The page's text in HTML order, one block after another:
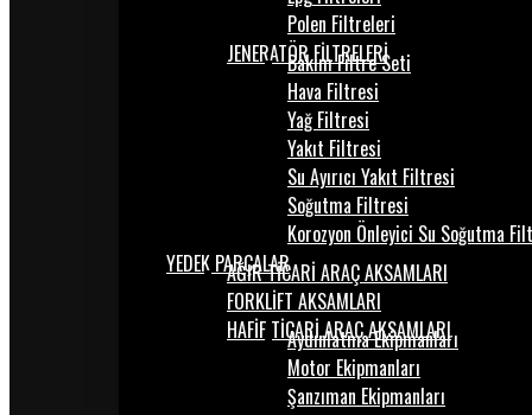
Polen Filtreleri
JENERATÖR FİLTRELERİ
Bakım Filtre Seti
Hava Filtresi
Yağ Filtresi
Yakıt Filtresi
Su Ayırıcı Yakıt Filtresi
Soğutma Filtresi
Korozyon Önleyici Su Soğutma
YEDEK PARÇALARAĞIR TİCARİ ARAÇ AKSAMLARI
FORKLİFT AKSAMLARI
HAFİF TİCARİ ARAÇ AKSAMLARI
Aydınlatma Ekipmanları
Motor Ekipmanları
Şanzıman Ekipmanları